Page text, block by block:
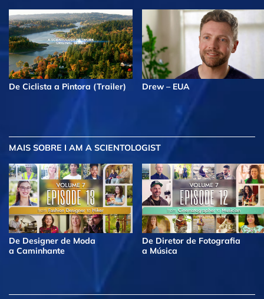
De Ciclista a Pintora (Trailer) Drew – EUA
MAIS SOBRE I AM A SCIENTOLOGIST
De Designer de Moda
a Caminhante
De Diretor de Fotografia
a Música